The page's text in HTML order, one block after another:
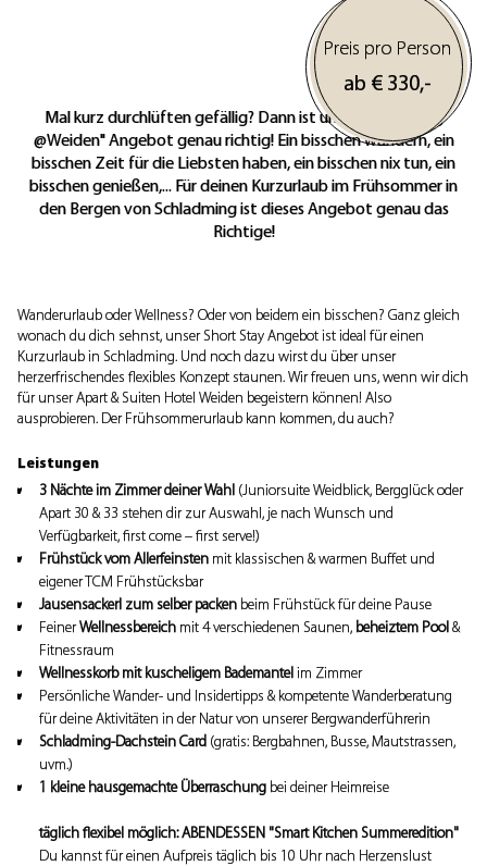
Preis pro Person
ab € 330,-
Mal kurz durchlüften gefällig? Dann ist unser "Easy going
@Weiden" Angebot genau richtig! Ein bisschen wandern, ein
bisschen Zeit für die Liebsten haben, ein bisschen nix tun, ein
bisschen genießen,... Für deinen Kurzurlaub im Frühsommer in
den Bergen von Schladming ist dieses Angebot genau das
Richtige!
Wanderurlaub oder Wellness? Oder von beidem ein bisschen? Ganz gleich
wonach du dich sehnst, unser Short Stay Angebot ist ideal für einen
Kurzurlaub in Schladming. Und noch dazu wirst du über unser
herzerfrischendes flexibles Konzept staunen. Wir freuen uns, wenn wir dich
für unser Apart & Suiten Hotel Weiden begeistern können! Also
ausprobieren. Der Frühsommerurlaub kann kommen, du auch?
Leistungen
3 Nächte im Zimmer deiner Wahl (Juniorsuite Weidblick, Bergglück oder
Apart 30 & 33 stehen dir zur Auswahl, je nach Wunsch und
Verfügbarkeit, first come – first serve!)
Frühstück vom Allerfeinsten mit klassischen & warmen Buffet und
eigener TCM Frühstücksbar
Jausensackerl zum selber packen beim Frühstück für deine Pause
FeinerWellnessbereich mit 4 verschiedenen Saunen, beheiztem Pool&
Fitnessraum
Wellnesskorb mit kuscheligem Bademantelim Zimmer
Persönliche Wander- und Insidertipps & kompetente Wanderberatung
für deine Aktivitäten in der Natur von unserer Bergwanderführerin
Schladming-Dachstein Card (gratis: Bergbahnen, Busse, Mautstrassen,
uvm.)
1 kleine hausgemachte Überraschung bei deiner Heimreise
täglich flexibel möglich: ABENDESSEN "Smart Kitchen Summeredition"
Du kannst für einen Aufpreis täglich bis 10 Uhr nach Herzenslust